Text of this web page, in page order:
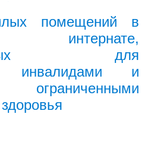
помещений в
интернате,
для
инвалидами и